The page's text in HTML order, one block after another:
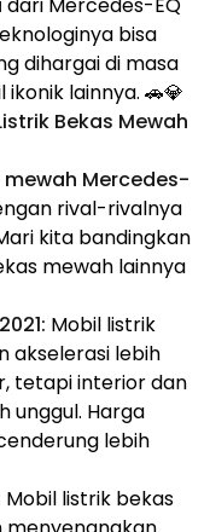
bisa
dihargai di masa
lainnya. 🚗💎
Bekas Mewah
Mercedes-
rival-rivalnya
kita bandingkan
mewah lainnya
Mobil listrik
akselerasi lebih
tetapi interior dan
unggul. Harga
lebih
Mobil listrik bekas